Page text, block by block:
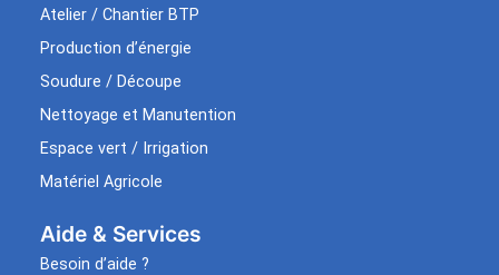
Atelier / Chantier BTP
Production d’énergie
Soudure / Découpe
Nettoyage et Manutention
Espace vert / Irrigation
Matériel Agricole
Aide & Services​
Besoin d’aide ?